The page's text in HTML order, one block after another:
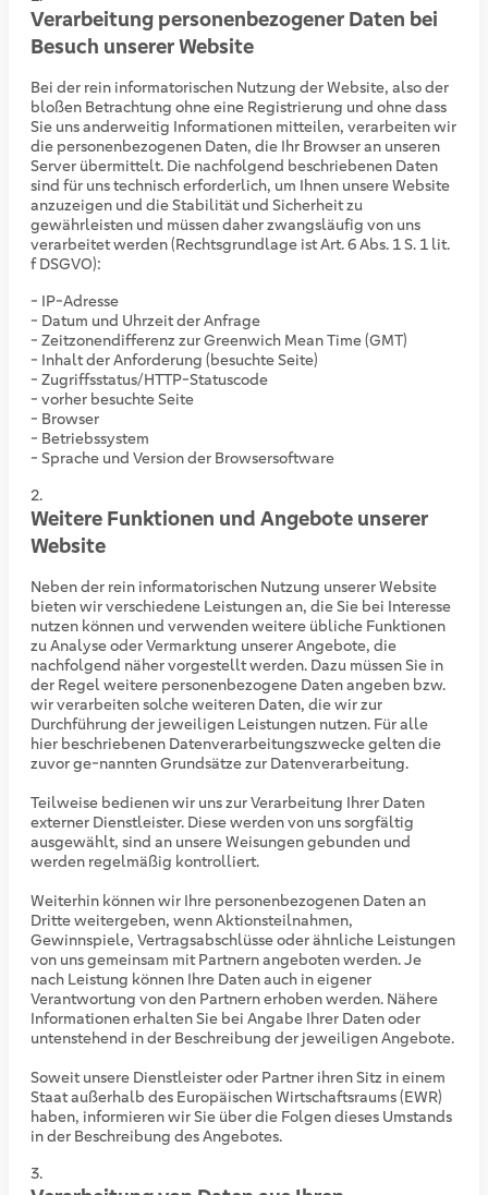
Verarbeitung personenbezogener Daten bei
Besuch unserer Website
Bei der rein informatorischen Nutzung der Website, also der
bloßen Betrachtung ohne eine Registrierung und ohne dass
Sie uns anderweitig Informationen mitteilen, verarbeiten wir
die personenbezogenen Daten, die Ihr Browser an unseren
Server übermittelt. Die nachfolgend beschriebenen Daten
sind für uns technisch erforderlich, um Ihnen unsere Website
anzuzeigen und die Stabilität und Sicherheit zu
gewährleisten und müssen daher zwangsläufig von uns
verarbeitet werden (Rechtsgrundlage ist Art. 6 Abs. 1 S. 1 lit.
f DSGVO):
- IP-Adresse
- Datum und Uhrzeit der Anfrage
- Zeitzonendifferenz zur Greenwich Mean Time (GMT)
- Inhalt der Anforderung (besuchte Seite)
- Zugriffsstatus/HTTP-Statuscode
- vorher besuchte Seite
- Browser
- Betriebssystem
- Sprache und Version der Browsersoftware
Weitere Funktionen und Angebote unserer
Website
Neben der rein informatorischen Nutzung unserer Website
bieten wir verschiedene Leistungen an, die Sie bei Interesse
nutzen können und verwenden weitere übliche Funktionen
zu Analyse oder Vermarktung unserer Angebote, die
nachfolgend näher vorgestellt werden. Dazu müssen Sie in
der Regel weitere personenbezogene Daten angeben bzw.
wir verarbeiten solche weiteren Daten, die wir zur
Durchführung der jeweiligen Leistungen nutzen. Für alle
hier beschriebenen Datenverarbeitungszwecke gelten die
zuvor ge-nannten Grundsätze zur Datenverarbeitung.
Teilweise bedienen wir uns zur Verarbeitung Ihrer Daten
externer Dienstleister. Diese werden von uns sorgfältig
ausgewählt, sind an unsere Weisungen gebunden und
werden regelmäßig kontrolliert.
Weiterhin können wir Ihre personenbezogenen Daten an
Dritte weitergeben, wenn Aktionsteilnahmen,
Gewinnspiele, Vertragsabschlüsse oder ähnliche Leistungen
von uns gemeinsam mit Partnern angeboten werden. Je
nach Leistung können Ihre Daten auch in eigener
Verantwortung von den Partnern erhoben werden. Nähere
Informationen erhalten Sie bei Angabe Ihrer Daten oder
untenstehend in der Beschreibung der jeweiligen Angebote.
Soweit unsere Dienstleister oder Partner ihren Sitz in einem
Staat außerhalb des Europäischen Wirtschaftsraums (EWR)
haben, informieren wir Sie über die Folgen dieses Umstands
in der Beschreibung des Angebotes.